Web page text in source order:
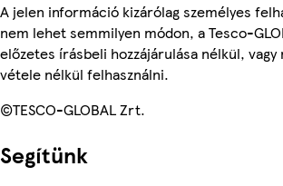
A jelen információ kizárólag személyes
nem lehet semmilyen módon, a Tesco-
előzetes írásbeli hozzájárulása nélkül,
vétele nélkül felhasználni.
©TESCO-GLOBAL Zrt.
Segítünk